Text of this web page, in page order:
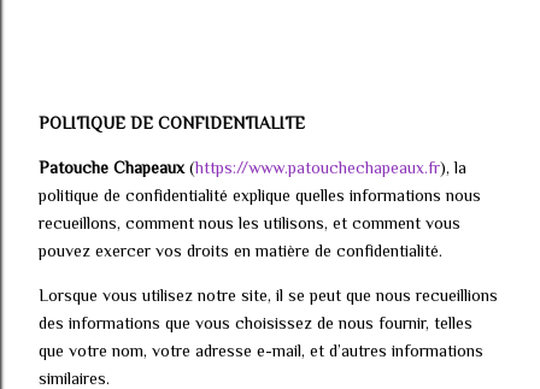
POLITIQUE DE CONFIDENTIALITE
Patouche Chapeaux (https://www.patouchechapeaux.fr), la
politique de confidentialité explique quelles informations nous
recueillons, comment nous les utilisons, et comment vous
pouvez exercer vos droits en matière de confidentialité.
Lorsque vous utilisez notre site, il se peut que nous recueillions
des informations que vous choisissez de nous fournir, telles
que votre nom, votre adresse e-mail, et d’autres informations
similaires.